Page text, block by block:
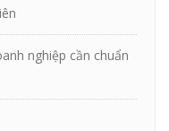
nghiệp cần chuẩn